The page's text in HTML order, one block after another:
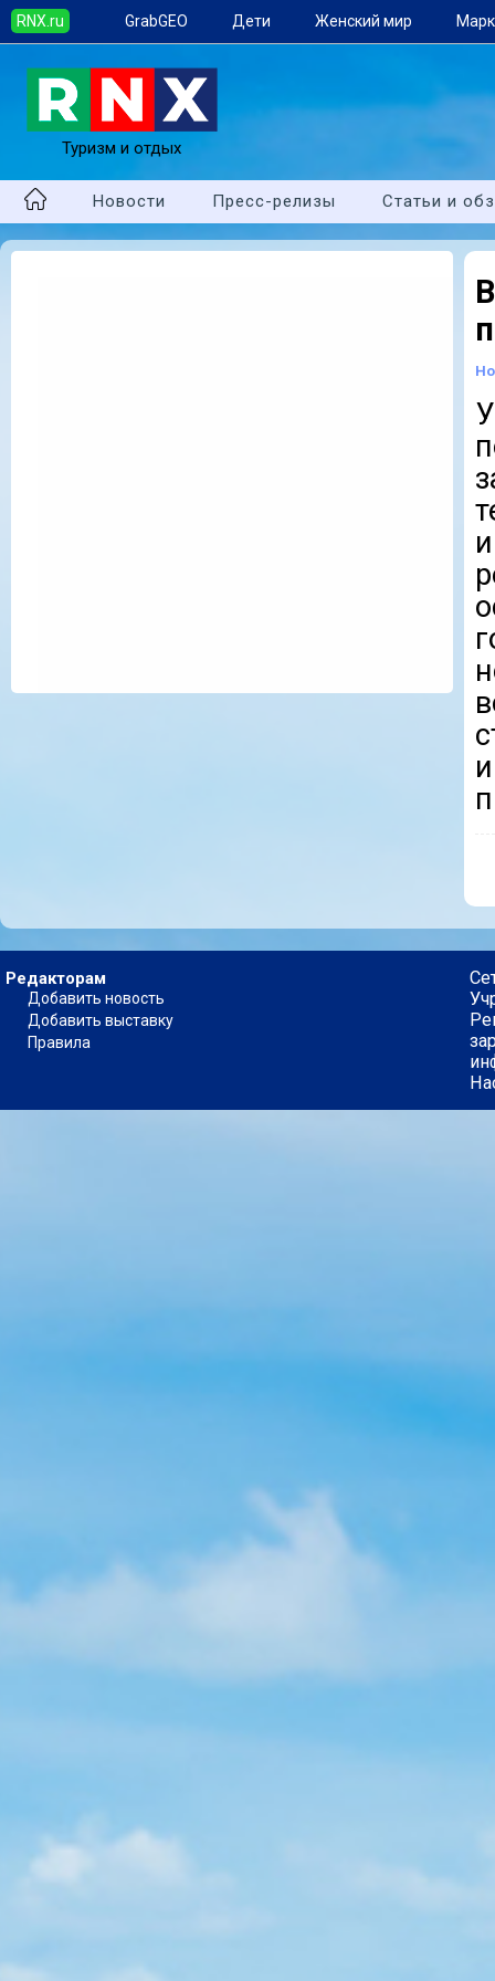
RNX.ru GrabGEO Дети Женский мир
Туризм и отдых
Новости Пресс-релизы Статьи и
Редакторам
Добавить новость
Добавить выставку
Правила